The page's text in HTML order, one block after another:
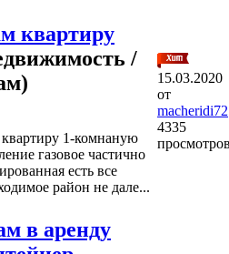
квартиру
/
1-комнаную
газовое частично
есть все
район не дале...
15.03.2020
от
macheridi72
4335
в аренду